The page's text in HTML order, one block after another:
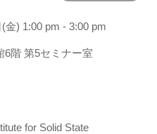
金) 1:00 pm - 3:00 pm
6階 第5セミナー室
for Solid State